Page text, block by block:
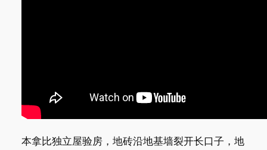
本拿比独立屋验房，地砖沿地基墙裂开长口子，地